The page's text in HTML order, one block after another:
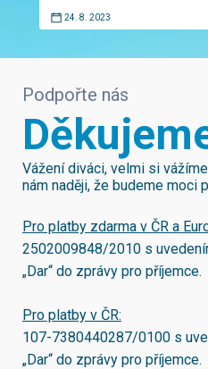
24. 8. 2023
Podpořte nás
Vážení diváci, velmi si
nám naději, že budeme moci
Pro platby zdarma v ČR a
2502009848/2010 s
„Dar“ do zprávy pro příjemce.
Pro platby v ČR:
107-7380440287/0100 s
„Dar“ do zprávy pro příjemce.